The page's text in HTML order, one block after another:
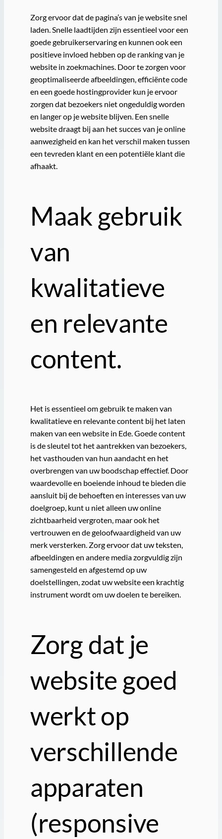
Zorg ervoor dat de pagina’s van je website snel
laden. Snelle laadtijden zijn essentieel voor een
goede gebruikerservaring en kunnen ook een
positieve invloed hebben op de ranking van je
website in zoekmachines. Door te zorgen voor
geoptimaliseerde afbeeldingen, efficiënte code
en een goede hostingprovider kun je ervoor
zorgen dat bezoekers niet ongeduldig worden
en langer op je website blijven. Een snelle
website draagt bij aan het succes van je online
aanwezigheid en kan het verschil maken tussen
een tevreden klant en een potentiële klant die
afhaakt.
Maak gebruik
van
kwalitatieve
en relevante
content.
Het is essentieel om gebruik te maken van
kwalitatieve en relevante content bij het laten
maken van een website in Ede. Goede content
is de sleutel tot het aantrekken van bezoekers,
het vasthouden van hun aandacht en het
overbrengen van uw boodschap effectief. Door
waardevolle en boeiende inhoud te bieden die
aansluit bij de behoeften en interesses van uw
doelgroep, kunt u niet alleen uw online
zichtbaarheid vergroten, maar ook het
vertrouwen en de geloofwaardigheid van uw
merk versterken. Zorg ervoor dat uw teksten,
afbeeldingen en andere media zorgvuldig zijn
samengesteld en afgestemd op uw
doelstellingen, zodat uw website een krachtig
instrument wordt om uw doelen te bereiken.
Zorg dat je
website goed
werkt op
verschillende
apparaten
(responsive